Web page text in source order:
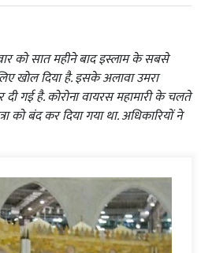
को सात महीने बाद इस्लाम के सबसे
खोल दिया है. इसके अलावा उमरा
दी गई है. कोरोना वायरस महामारी के चलते
को बंद कर दिया गया था. अधिकारियों ने